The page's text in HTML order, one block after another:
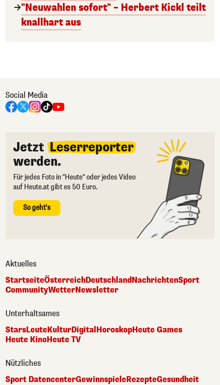
"Neuwahlen sofort" – Herbert Kickl teilt
knallhart aus
Social Media
Jetzt Leserreporter
werden.
Für jedes Foto in "Heute" oder jedes Video
auf Heute.at gibt es 50 Euro.
So geht's
Aktuelles
StartseiteÖsterreichDeutschlandNachrichtenSport
CommunityWetterNewsletter
Unterhaltsames
StarsLeuteKulturDigitalHoroskopHeute Games
Heute KinoHeute TV
Nützliches
Sport DatencenterGewinnspieleRezepteGesundheit